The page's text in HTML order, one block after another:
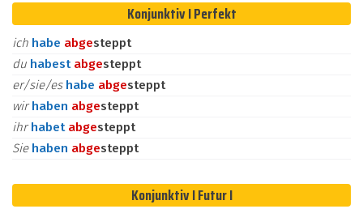
Konjunktiv I Perfekt
ich habe abgesteppt
du habest abgesteppt
er/sie/es habe abgesteppt
wirhaben abgesteppt
ihrhabet abgesteppt
Sie haben abgesteppt
Konjunktiv I Futur I